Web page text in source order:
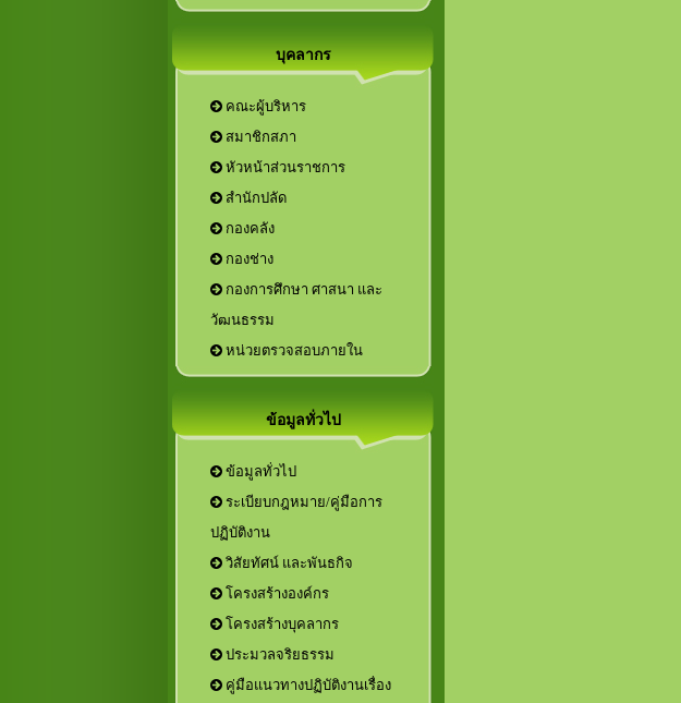
บุคลากร
คณะผู้บริหาร
สมาชิกสภา
หัวหน้าส่วนราชการ
กองการศึกษา ศาสนา และ
วัฒนธรรม
หน่วยตรวจสอบภายใน
ข้อมูลทั่วไป
ข้อมูลทั่วไป
ระเบียบกฎหมาย/คู่มือการ
ปฏิบัติงาน
วิสัยทัศน์ และพันธกิจ
โครงสร้างองค์กร
โครงสร้างบุคลากร
ประมวลจริยธรรม
คู่มือแนวทางปฏิบัติงานเรื่อง